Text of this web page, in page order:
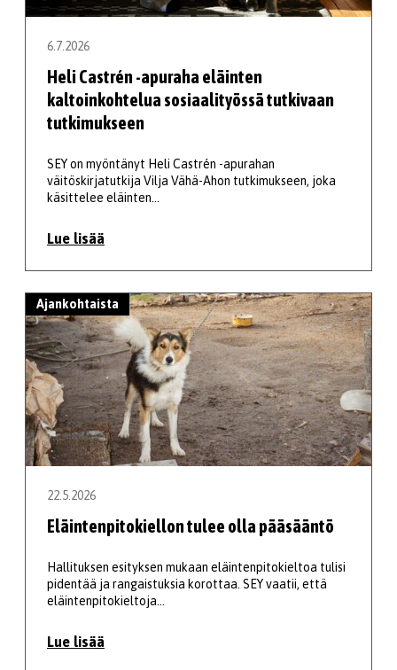
6.7.2026
Heli Castrén -apuraha eläinten
kaltoinkohtelua sosiaalityössä tutkivaan
tutkimukseen
SEY on myöntänyt Heli Castrén -apurahan
väitöskirjatutkija Vilja Vähä-Ahon tutkimukseen, joka
käsittelee eläinten…
Lue lisää
Ajankohtaista
22.5.2026
Eläintenpitokiellon tulee olla pääsääntö
Hallituksen esityksen mukaan eläintenpitokieltoa tulisi
pidentää ja rangaistuksia korottaa. SEY vaatii, että
eläintenpitokieltoja…
Lue lisää